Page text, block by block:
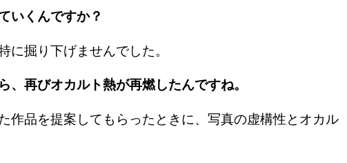
いくんですか？
掘り下げませんでした。
再びオカルト熱が再燃したんですね。
作品を提案してもらったときに、写真の虚構性とオカル